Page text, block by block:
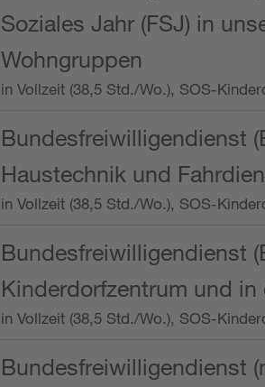
Soziales Jahr (FSJ) in
Wohngruppen
in Vollzeit (38,5 Std./Wo.), SOS-
Bundesfreiwilligendienst
Haustechnik und
in Vollzeit (38,5 Std./Wo.), SOS-
Bundesfreiwilligendienst
Kinderdorfzentrum und in
in Vollzeit (38,5 Std./Wo.), SOS-
Bundesfreiwilligendienst